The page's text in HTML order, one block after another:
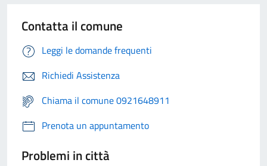
Contatta il comune
Leggi le domande frequenti
Richiedi Assistenza
Chiama il comune 0921648911
Prenota un appuntamento
Problemi in città